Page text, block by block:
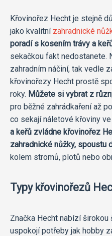
Křovinořez Hecht je stejně
jako kvalitní zahradnické
poradí s kosením trávy a
sekačkou fakt nedostanete.
zahradním náčiní, tak vedle
křovinořezy Hecht prostě
roky. Můžete si vybrat z
pro běžné zahrádkaření až
co sekají náletové křoviny ve
a keřů zvládne křovinořez
zahradnické nůžky, spoustu
kolem stromů, plotů nebo
Typy křovinořezů
Značka Hecht nabízí
uspokojí potřeby jak hobby